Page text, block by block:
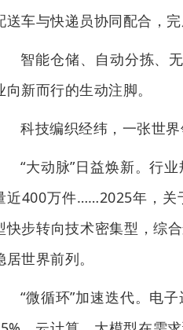
送车与快递员协同配合，
智能仓储、自动分拣、
向新而行的生动注脚。
科技编织经纬，一张世
“大动脉”日益焕新。行
近400万件……2025年，关
快步转向技术密集型，综
居世界前列。
“微循环”加速迭代。电